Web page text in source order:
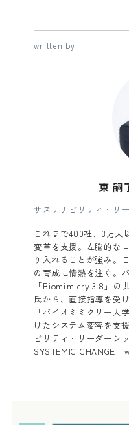
written by
東 嗣
サステナビリティ・リ
これまで400社、3万人
変革を支援。左脳的な
り入れることが強み。
の育成に情熱を注ぐ。
「Biomimicry 3.8」の
氏から、直接指導を受
「バイオミミクリー大
けたシステム変容を支
ビリティ・リーダーシ
SYSTEMIC CHANGE